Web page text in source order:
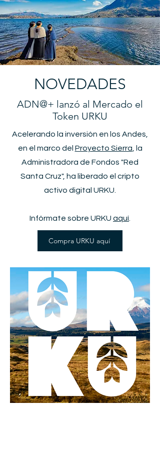
NOVEDADES
ADN@+ lanzó al Mercado el
Token URKU
Acelerando la inversión en los Andes,
en el marco del Proyecto Sierra , la
Administradora de Fondos "Red
Santa Cruz", ha liberado el cripto
activo digital URKU.
Infórmate sobre URKU aquí
Compra URKU aquí